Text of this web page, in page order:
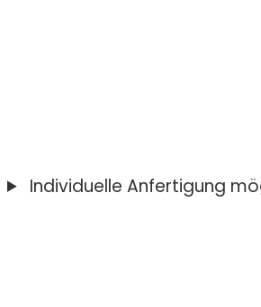
Individuelle Anfertigung